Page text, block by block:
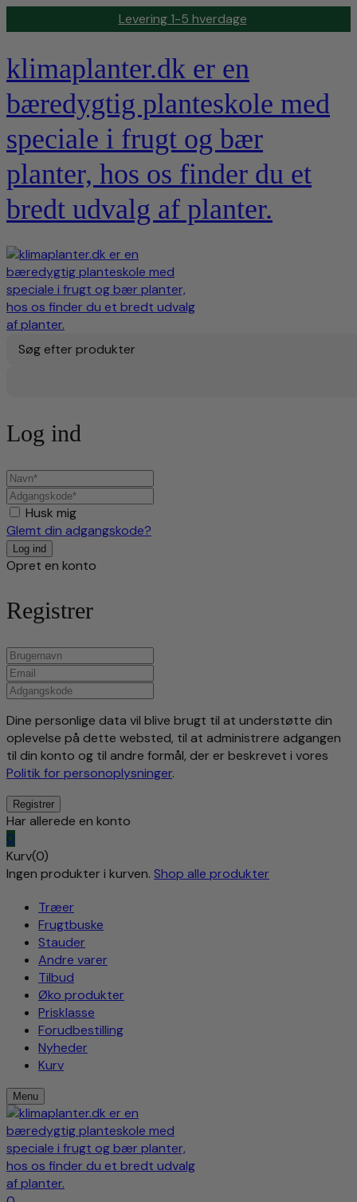
Levering 1-5 hverdage
klimaplanter.dk er en
bæredygtig planteskole med
speciale i frugt og bær
planter, hos os finder du et
bredt udvalg af planter.
Søg efter produkter
Log ind
Husk mig
Glemt din adgangskode?
Opret en konto
Registrer
Dine personlige data vil blive brugt til at understøtte din
oplevelse på dette websted, til at administrere adgangen
til din konto og til andre formål, der er beskrevet i vores
Politik for personoplysninger.
Har allerede en konto
0
Kurv(0)
Ingen produkter i kurven. Shop alle produkter
Træer
Frugtbuske
Stauder
Andre varer
Tilbud
Øko produkter
Prisklasse
Forudbestilling
Nyheder
Kurv
Menu